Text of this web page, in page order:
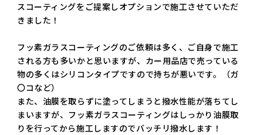
スコーティングをご提案しオプションで施工させていただ
きました！
フッ素ガラスコーティングのご依頼は多く、ご自身で施工
される方も多いかと思いますが、カー用品店で売っている
物の多くはシリコンタイプですので持ちが悪いです。（ガ
〇コなど）
また、油膜を取らずに塗ってしまうと撥水性能が落ちてし
まいますが、フッ素ガラスコーティングはしっかり油膜取
りを行ってから施工しますのでバッチリ撥水します！